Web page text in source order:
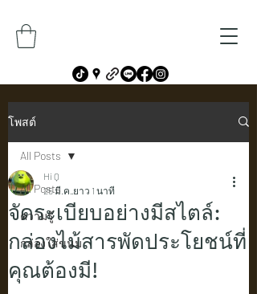
โพสต์
All Posts
ความรู้
กล่องใส่ขนม
All Posts
จัดระเบียบอย่างมีสไตล์:
กล่องไม้สารพัดประโยชน์ที่
คุณต้องมี!
Hi Q
25 มี.ค. ยาว 1 นาที